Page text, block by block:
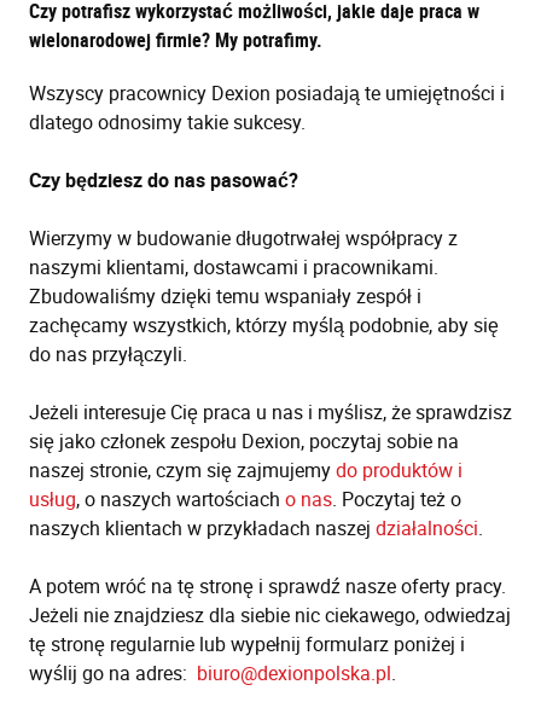
Czy potrafisz wykorzystać możliwości, jakie daje praca w
wielonarodowej firmie? My potrafimy.
Wszyscy pracownicy Dexion posiadają te umiejętności i
dlatego odnosimy takie sukcesy.
Czy będziesz do nas pasować?
Wierzymy w budowanie długotrwałej współpracy z
naszymi klientami, dostawcami i pracownikami.
Zbudowaliśmy dzięki temu wspaniały zespół i
zachęcamy wszystkich, którzy myślą podobnie, aby się
do nas przyłączyli.
Jeżeli interesuje Cię praca u nas i myślisz, że sprawdzisz
się jako członek zespołu Dexion, poczytaj sobie na
naszej stronie, czym się zajmujemydo produktów i
usług, o naszych wartościach o nas. Poczytaj też o
naszych klientach w przykładach naszej działalności.
A potem wróć na tę stronę i sprawdź nasze oferty pracy.
Jeżeli nie znajdziesz dla siebie nic ciekawego, odwiedzaj
tę stronę regularnie lub wypełnij formularz poniżej i
wyślij go na adres: biuro@dexionpolska.pl.